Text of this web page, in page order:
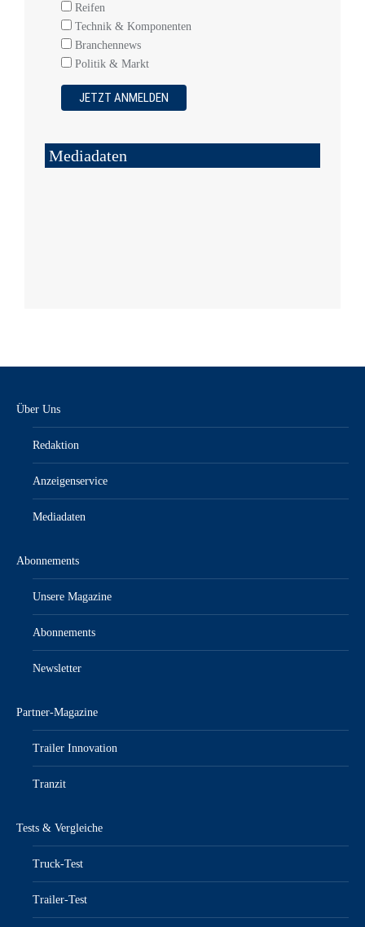
Reifen
Technik & Komponenten
Branchennews
Politik & Markt
Mediadaten
Über Uns
Redaktion
Anzeigenservice
Mediadaten
Abonnements
Unsere Magazine
Abonnements
Newsletter
Partner-Magazine
Trailer Innovation
Tranzit
Tests & Vergleiche
Truck-Test
Trailer-Test